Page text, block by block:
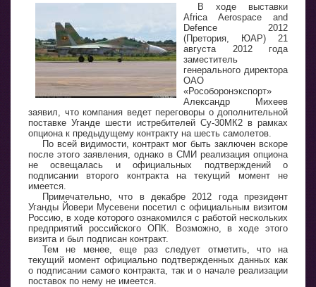
В ходе выставки
Africa Aerospace and
Defence 2012
(Претория, ЮАР) 21
августа 2012 года
заместитель
генерального директора
ОАО
«Рособоронэкспорт»
Александр Михеев
заявил, что компания ведет переговоры о дополнительной
поставке Уганде шести истребителей Су-30МК2 в рамках
опциона к предыдущему контракту на шесть самолетов.
По всей видимости, контракт мог быть заключен вскоре
после этого заявления, однако в СМИ реализация опциона
не освещалась и официальных подтверждений о
подписании второго контракта на текущий момент не
имеется.
Примечательно, что в декабре 2012 года президент
Уганды Йовери Мусевени посетил с официальным визитом
Россию, в ходе которого ознакомился с работой нескольких
предприятий российского ОПК. Возможно, в ходе этого
визита и был подписан контракт.
Тем не менее, еще раз следует отметить, что на
текущий момент официально подтвержденных данных как
о подписании самого контракта, так и о начале реализации
поставок по нему не имеется.